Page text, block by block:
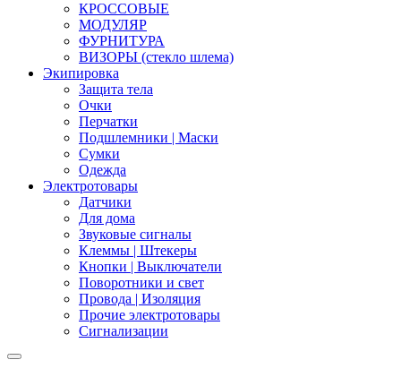
КРОССОВЫЕ
МОДУЛЯР
ФУРНИТУРА
ВИЗОРЫ (стекло шлема)
Экипировка
Защита тела
Очки
Перчатки
Подшлемники | Маски
Сумки
Одежда
Электротовары
Датчики
Для дома
Звуковые сигналы
Клеммы | Штекеры
Кнопки | Выключатели
Поворотники и свет
Провода | Изоляция
Прочие электротовары
Сигнализации